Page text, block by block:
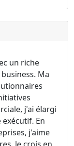
un riche
Ma
j'ai élargi
En
j'aime